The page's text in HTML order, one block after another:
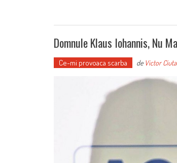
Domnule Klaus Iohannis, Nu
Ce-mi provoaca scarba de Victor